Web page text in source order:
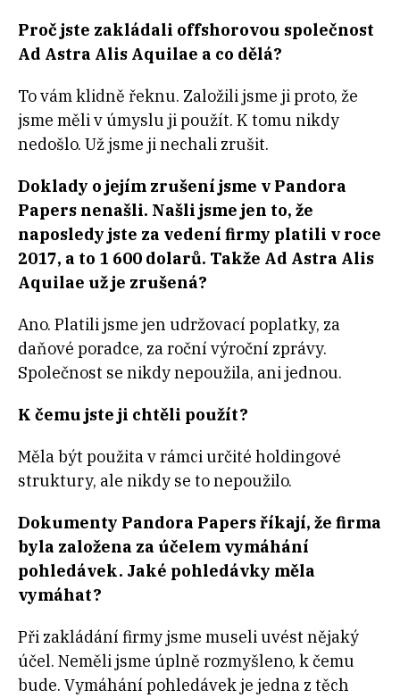
Proč jste zakládali offshorovou společnost
Ad Astra Alis Aquilae a co dělá?
To vám klidně řeknu. Založili jsme ji proto, že
jsme měli v úmyslu ji použít. K tomu nikdy
nedošlo. Už jsme ji nechali zrušit.
Doklady o jejím zrušení jsme v Pandora
Papers nenašli. Našli jsme jen to, že
naposledy jste za vedení firmy platili v roce
2017, a to 1 600 dolarů. Takže Ad Astra Alis
Aquilae už je zrušená?
Ano. Platili jsme jen udržovací poplatky, za
daňové poradce, za roční výroční zprávy.
Společnost se nikdy nepoužila, ani jednou.
K čemu jste ji chtěli použít?
Měla být použita v rámci určité holdingové
struktury, ale nikdy se to nepoužilo.
Dokumenty Pandora Papers říkají, že firma
byla založena za účelem vymáhání
pohledávek. Jaké pohledávky měla
vymáhat?
Při zakládání firmy jsme museli uvést nějaký
účel. Neměli jsme úplně rozmyšleno, k čemu
bude. Vymáhání pohledávek je jedna z těch